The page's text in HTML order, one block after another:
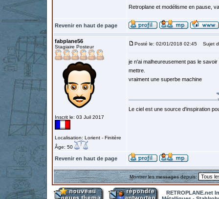
Retroplane et modélisme en pause,
Revenir en haut de page
fabplane56
Stagiaire Posteur
Inscrit le: 03 Juil 2017
Localisation: Lorient - Finitère
Âge: 50
Posté le: 02/01/2018 02:45 Sujet
je n'ai malheureusement pas le
mettre.
vraiment une superbe machine
Le ciel est une source d'inspiration
Revenir en haut de page
Montrer les messages depuis:
RETROPLANE.net